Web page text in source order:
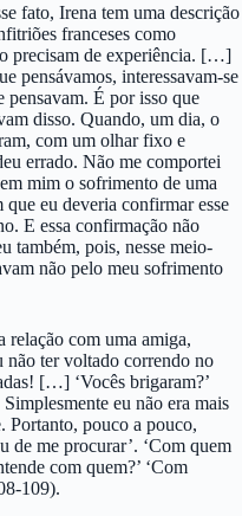
fato, Irena tem uma descrição
franceses como
precisam de experiência. […]
pensávamos, interessavam-se
É por isso que
disso. Quando, um dia, o
com um olhar fixo e
errado. Não me comportei
mim o sofrimento de uma
eu deveria confirmar esse
E essa confirmação não
também, pois, nesse meio-
não pelo meu sofrimento
relação com uma amiga,
não ter voltado correndo no
[…] ‘Vocês brigaram?’
eu não era mais
Portanto, pouco a pouco,
de me procurar’. ‘Com quem
com quem?’ ‘Com
109).